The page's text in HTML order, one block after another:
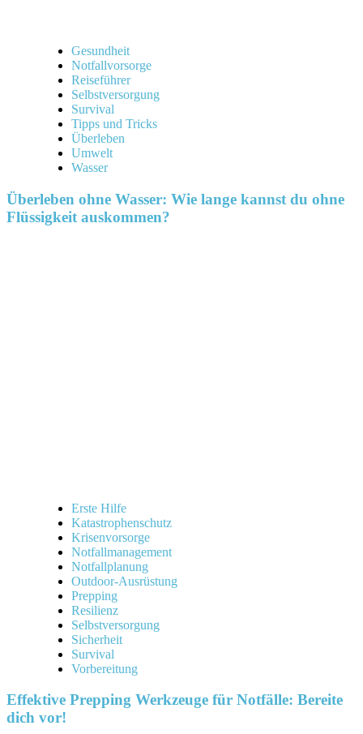
Gesundheit
Notfallvorsorge
Reiseführer
Selbstversorgung
Survival
Tipps und Tricks
Überleben
Umwelt
Wasser
Überleben ohne Wasser: Wie lange kannst du ohne
Flüssigkeit auskommen?
Erste Hilfe
Katastrophenschutz
Krisenvorsorge
Notfallmanagement
Notfallplanung
Outdoor-Ausrüstung
Prepping
Resilienz
Selbstversorgung
Sicherheit
Survival
Vorbereitung
Effektive Prepping Werkzeuge für Notfälle: Bereite
dich vor!